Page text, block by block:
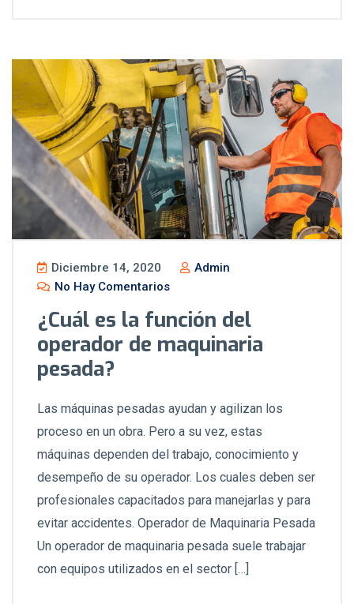
Diciembre 14, 2020
Admin
No Hay Comentarios
¿Cuál es la función del
operador de maquinaria
pesada?
Las máquinas pesadas ayudan y agilizan los
proceso en un obra. Pero a su vez, estas
máquinas dependen del trabajo, conocimiento y
desempeño de su operador. Los cuales deben ser
profesionales capacitados para manejarlas y para
evitar accidentes. Operador de Maquinaria Pesada
Un operador de maquinaria pesada suele trabajar
con equipos utilizados en el sector […]